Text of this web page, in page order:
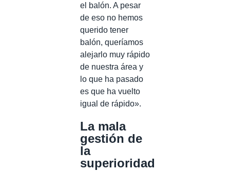
el balón. A pesar
de eso no hemos
querido tener
balón, queríamos
alejarlo muy rápido
de nuestra área y
lo que ha pasado
es que ha vuelto
igual de rápido».
La mala
gestión de
la
superioridad